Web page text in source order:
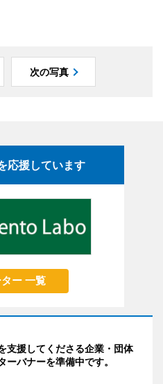
次の写真
応援しています
ー 一覧
支援してくださる企業・団体
ーバナーを準備中です。